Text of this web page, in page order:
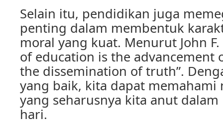
Selain itu, pendidikan juga
penting dalam membentuk
moral yang kuat. Menurut John F.
of education is the advancement
the dissemination of truth”.
yang baik, kita dapat memahami
yang seharusnya kita anut
hari.